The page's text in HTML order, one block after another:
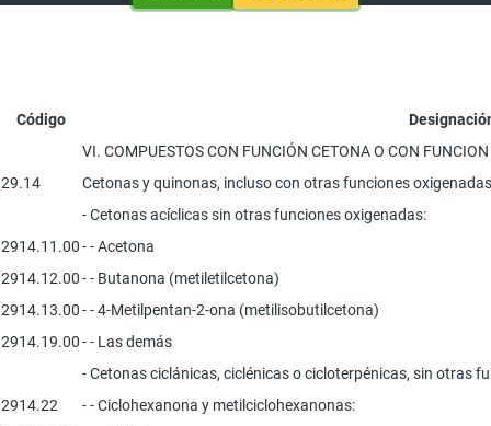
Código
VI. COMPUESTOS CON FUNCIÓN CETONA O CON
29.14
Cetonas y quinonas, incluso con otras funciones
- Cetonas acíclicas sin otras funciones oxigenadas:
2914.11.00- - Acetona
2914.12.00- - Butanona (metiletilcetona)
2914.13.00- - 4-Metilpentan-2-ona (metilisobutilcetona)
2914.19.00- - Las demás
- Cetonas ciclánicas, ciclénicas o cicloterpénicas, sin otras
2914.22
- - Ciclohexanona y metilciclohexanonas: